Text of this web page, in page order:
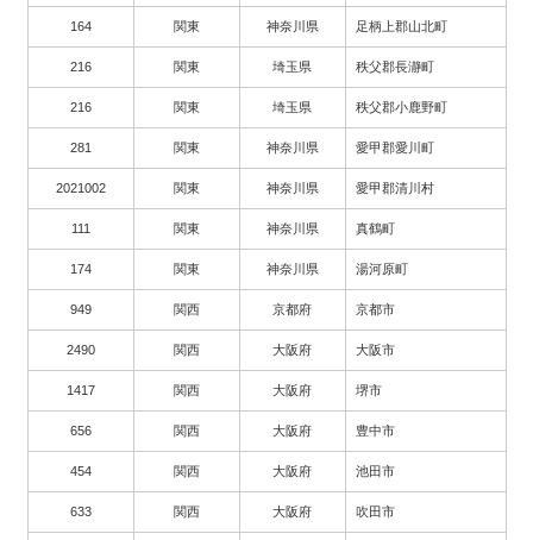
164 関東 神奈川県 足柄上郡山北町
216 関東 埼玉県 秩父郡長瀞町
216 関東 埼玉県 秩父郡小鹿野町
281 関東 神奈川県 愛甲郡愛川町
2021002 関東 神奈川県 愛甲郡清川村
111 関東 神奈川県 真鶴町
174 関東 神奈川県 湯河原町
949 関西 京都府 京都市
2490 関西 大阪府 大阪市
1417 関西 大阪府 堺市
656 関西 大阪府 豊中市
454 関西 大阪府 池田市
633 関西 大阪府 吹田市